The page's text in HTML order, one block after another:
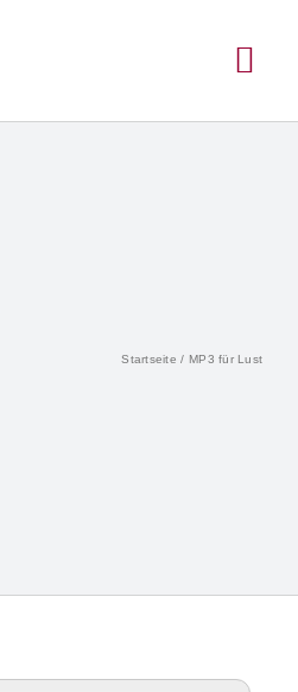
Startseite MP3 für Lust